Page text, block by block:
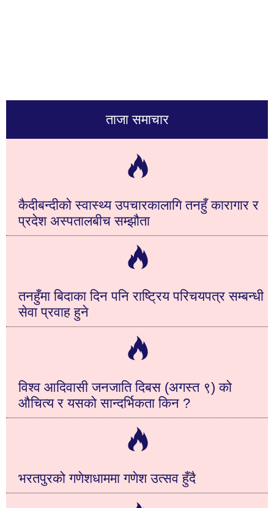
ताजा समाचार
कैदीबन्दीको स्वास्थ्य उपचारकालागि तनहुँ कारागार र
प्रदेश अस्पतालबीच सम्झौता
तनहुँमा बिदाका दिन पनि राष्ट्रिय परिचयपत्र सम्बन्धी
सेवा प्रवाह हुने
विश्व आदिवासी जनजाति दिबस (अगस्त ९) को
औचित्य र यसको सान्दर्भिकता किन ?
भरतपुरको गणेशधाममा गणेश उत्सव हुँदै